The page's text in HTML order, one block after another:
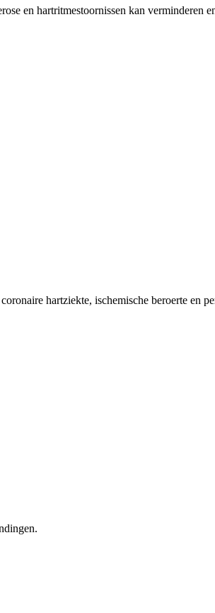
en hartritmestoornissen kan verminderen
hartziekte, ischemische beroerte en